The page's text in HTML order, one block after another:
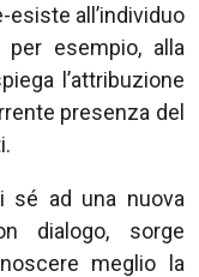
all’individuo
per esempio, alla
l’attribuzione
presenza del
sé ad una nuova
dialogo, sorge
meglio la